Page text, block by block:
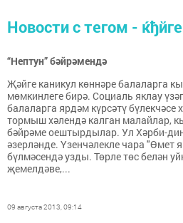
Новости с тегом -
“Нептун” бәйрәмендә
Җәйге каникул көннәре балаларга
мөмкинлеге бирә. Социаль яклау
балаларга ярдәм күрсәтү бүлекчәсе
тормыш хәлендә калган малайлар,
бәйрәме оештырдылар. Ул Хәрби-
әзерләнде. Үзенчәлекле чара "Өмет
бүлмәсендә узды. Төрле төс белән
җемелдәве,...
09 августа 2013, 09:14